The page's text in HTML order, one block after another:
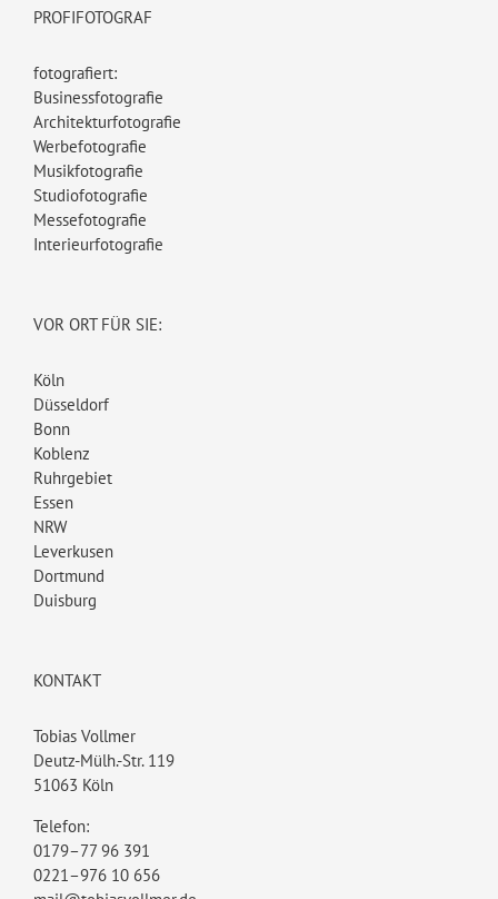
PROFIFOTOGRAF
fotografiert:
Businessfotografie
Architekturfotografie
Werbefotografie
Musikfotografie
Studiofotografie
Messefotografie
Interieurfotografie
VOR ORT FÜR SIE:
Köln
Düsseldorf
Bonn
Koblenz
Ruhrgebiet
Essen
NRW
Leverkusen
Dortmund
Duisburg
KONTAKT
Tobias Vollmer
Deutz-Mülh.-Str. 119
51063 Köln
Telefon:
0179–77 96 391
0221–976 10 656